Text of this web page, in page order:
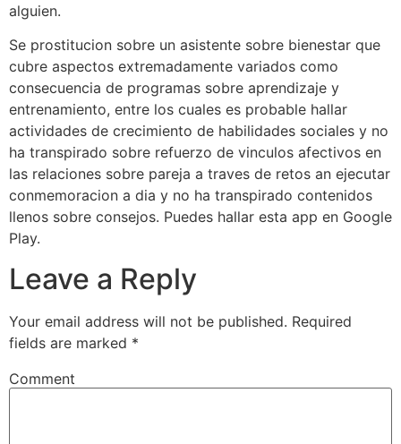
alguien.
Se prostitucion sobre un asistente sobre bienestar que
cubre aspectos extremadamente variados como
consecuencia de programas sobre aprendizaje y
entrenamiento, entre los cuales es probable hallar
actividades de crecimiento de habilidades sociales y no
ha transpirado sobre refuerzo de vinculos afectivos en
las relaciones sobre pareja a traves de retos an ejecutar
conmemoracion a dia y no ha transpirado contenidos
llenos sobre consejos. Puedes hallar esta app en Google
Play.
Leave a Reply
Your email address will not be published. Required
fields are marked *
Comment